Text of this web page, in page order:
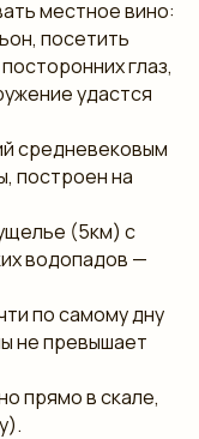
местное вино:
посетить
глаз,
удастся
средневековым
построен на
(5км) с
водопадов —
по самому дну
не превышает
прямо в скале,